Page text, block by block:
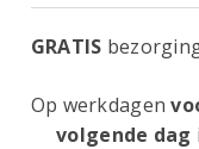
GRATIS
Op werkdagen
volgende dag